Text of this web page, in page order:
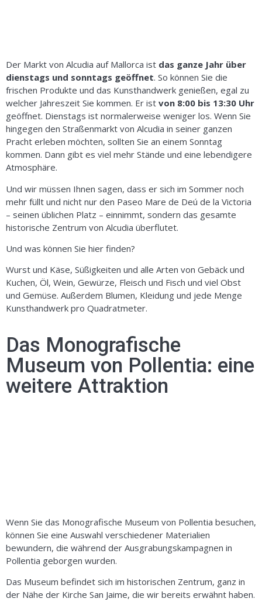
Der Markt von Alcudia auf Mallorca ist das ganze Jahr über
dienstags und sonntags geöffnet. So können Sie die
frischen Produkte und das Kunsthandwerk genießen, egal zu
welcher Jahreszeit Sie kommen. Er ist von 8:00 bis 13:30 Uhr
geöffnet. Dienstags ist normalerweise weniger los. Wenn Sie
hingegen den Straßenmarkt von Alcudia in seiner ganzen
Pracht erleben möchten, sollten Sie an einem Sonntag
kommen. Dann gibt es viel mehr Stände und eine lebendigere
Atmosphäre.
Und wir müssen Ihnen sagen, dass er sich im Sommer noch
mehr füllt und nicht nur den Paseo Mare de Deú de la Victoria
– seinen üblichen Platz – einnimmt, sondern das gesamte
historische Zentrum von Alcudia überflutet.
Und was können Sie hier finden?
Wurst und Käse, Süßigkeiten und alle Arten von Gebäck und
Kuchen, Öl, Wein, Gewürze, Fleisch und Fisch und viel Obst
und Gemüse. Außerdem Blumen, Kleidung und jede Menge
Kunsthandwerk pro Quadratmeter.
Das Monografische
Museum von Pollentia: eine
weitere Attraktion
Wenn Sie das Monografische Museum von Pollentia besuchen,
können Sie eine Auswahl verschiedener Materialien
bewundern, die während der Ausgrabungskampagnen in
Pollentia geborgen wurden.
Das Museum befindet sich im historischen Zentrum, ganz in
der Nähe der Kirche San Jaime, die wir bereits erwähnt haben.